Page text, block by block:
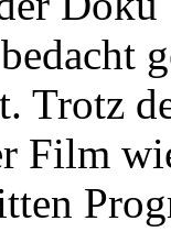
Trotz
Film